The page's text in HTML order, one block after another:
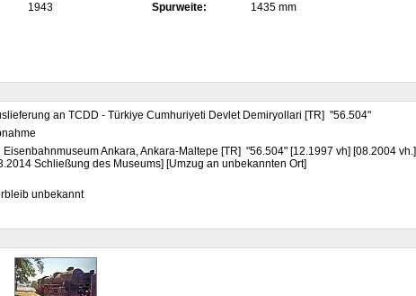
1943 Spurweite: 1435 mm
an TCDD - Türkiye Cumhuriyeti Devlet Demiryollari [TR] "56.504"
Eisenbahnmuseum Ankara, Ankara-Maltepe [TR] "56.504" [12.1997 vh] [08.2004 vh.]
Schließung des Museums] [Umzug an unbekannten Ort]
unbekannt